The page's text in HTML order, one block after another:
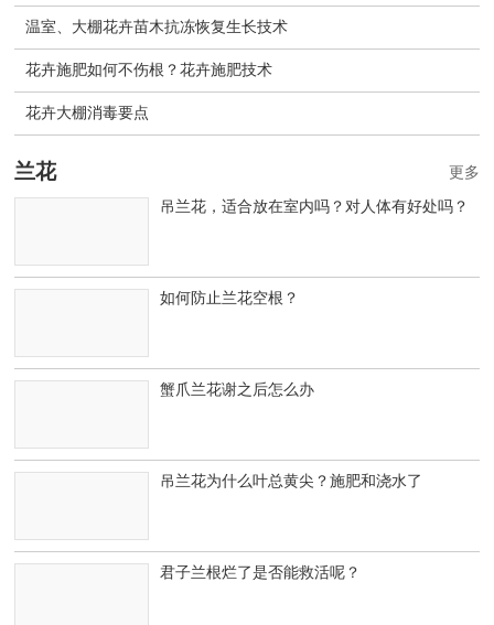
温室、大棚花卉苗木抗冻恢复生长技术
花卉施肥如何不伤根？花卉施肥技术
花卉大棚消毒要点
兰花
吊兰花，适合放在室内吗？对人体有好处吗？
如何防止兰花空根？
蟹爪兰花谢之后怎么办
吊兰花为什么叶总黄尖？施肥和浇水了
君子兰根烂了是否能救活呢？
更多